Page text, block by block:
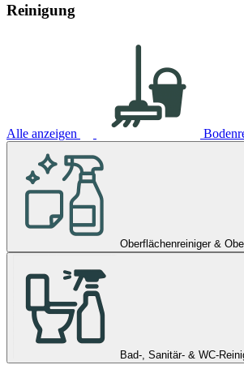
Reinigung
Alle anzeigen
Oberflächenreiniger &
Bad-, Sanitär- & WC-